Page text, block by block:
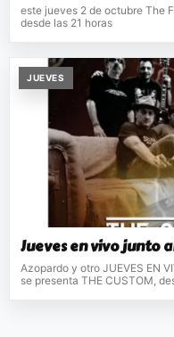
este jueves 2 de octubre The
desde las 21 horas
JUEVES
Jueves en vivo junto
Azopardo y otro JUEVES EN
se presenta THE CUSTOM,